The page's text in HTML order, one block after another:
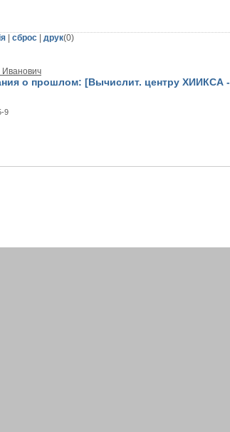
сброс друк(0)
о прошлом: [Вычислит. центру ХИИКСА -
9